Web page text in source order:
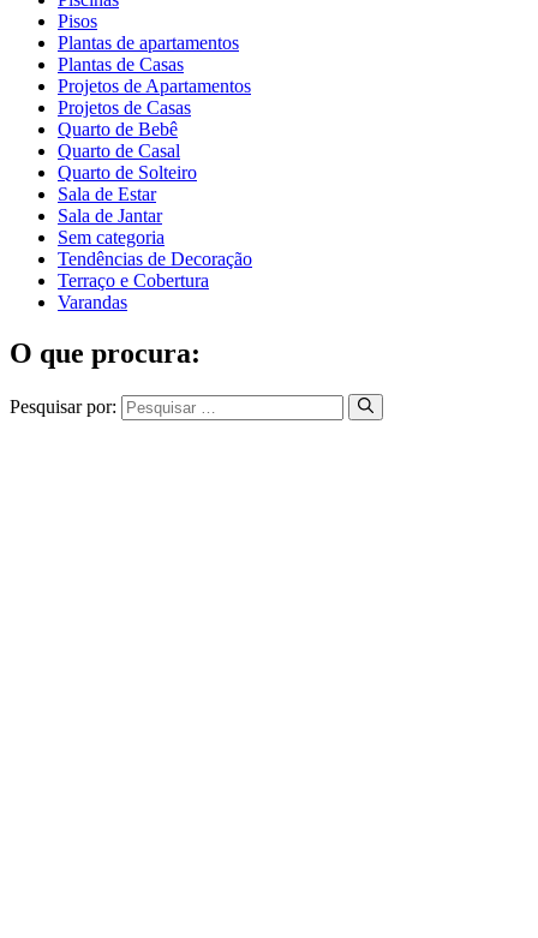
Pisos
Plantas de apartamentos
Plantas de Casas
Projetos de Apartamentos
Projetos de Casas
Quarto de Bebê
Quarto de Casal
Quarto de Solteiro
Sala de Estar
Sala de Jantar
Sem categoria
Tendências de Decoração
Terraço e Cobertura
Varandas
O que procura:
Pesquisar por: